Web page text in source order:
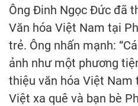
Ông Đinh Ngọc Đức đã
Văn hóa Việt Nam tại
trẻ. Ông nhấn mạnh:
ảnh như một phương
thiệu văn hóa Việt Nam
Việt xa quê và bạn bè